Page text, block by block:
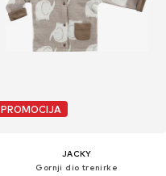
PROMOCIJA
JACKY
Gornji dio trenirke